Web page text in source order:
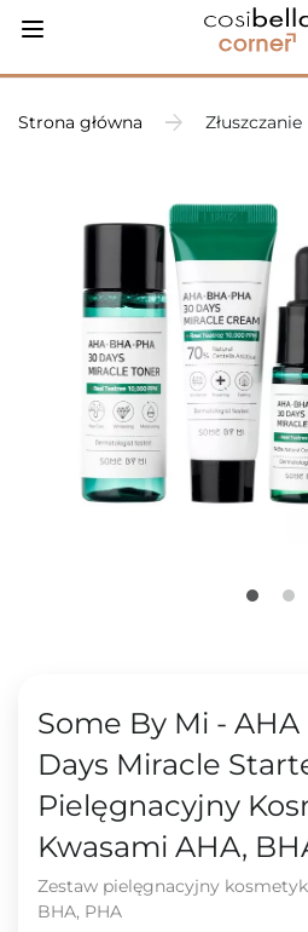
Strona główna Złuszczanie
Some By Mi -
Days Miracle
Pielęgnacyjny
Kwasami AHA,
Zestaw pielęgnacyjny
BHA, PHA